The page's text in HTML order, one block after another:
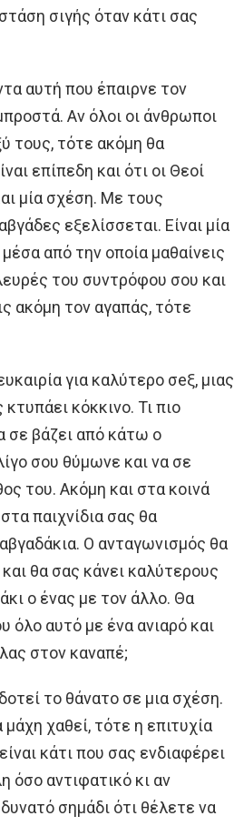
σιγής όταν κάτι σας
αυτή που έπαιρνε τον
Αν όλοι οι άνθρωποι
τους, τότε ακόμη θα
επίπεδη και ότι οι Θεοί
μία σχέση. Με τους
εξελίσσεται. Είναι μία
από την οποία μαθαίνεις
του συντρόφου σου και
ακόμη τον αγαπάς, τότε
για καλύτερο σeξ, μιας
κόκκινο. Τι πιο
σε βάζει από κάτω ο
σου θύμωνε και να σε
του. Ακόμη και στα κοινά
παιχνίδια σας θα
Ο ανταγωνισμός θα
θα σας κάνει καλύτερους
ο ένας με τον άλλο. Θα
όλο αυτό με ένα ανιαρό και
στον καναπέ;
το θάνατο σε μια σχέση.
χαθεί, τότε η επιτυχία
κάτι που σας ενδιαφέρει
όσο αντιφατικό κι αν
σημάδι ότι θέλετε να